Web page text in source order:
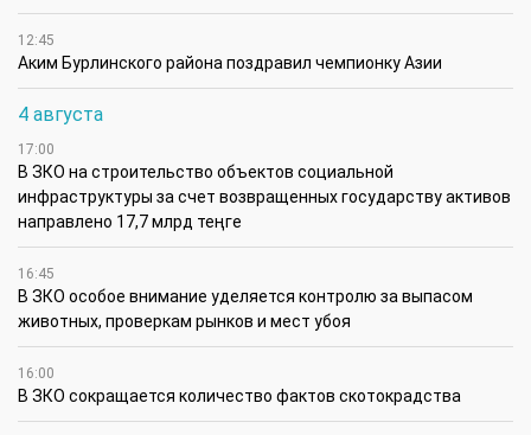
12:45
Аким Бурлинского района поздравил чемпионку Азии
4 августа
17:00
В ЗКО на строительство объектов социальной
инфраструктуры за счет возвращенных государству активов
направлено 17,7 млрд теңге
16:45
В ЗКО особое внимание уделяется контролю за выпасом
животных, проверкам рынков и мест убоя
16:00
В ЗКО сокращается количество фактов скотокрадства